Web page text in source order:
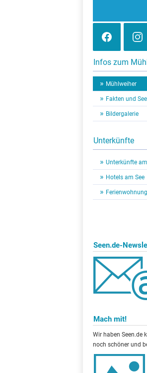
Infos zum
Mühlweiher
Fakten und
Bildergalerie
Unterkünfte
Unterkünfte
Hotels am See
Seen.de-
Mach mit!
Wir haben Seen.de
noch schöner und